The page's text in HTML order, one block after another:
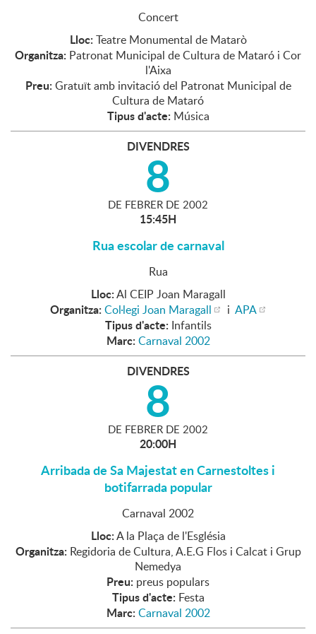
Concert
Lloc: Teatre Monumental de Matarò
Organitza: Patronat Municipal de Cultura de Mataró i Cor
l'Aixa
Preu: Gratuït amb invitació del Patronat Municipal de
Cultura de Mataró
Tipus d'acte: Música
DIVENDRES
8
DE FEBRER DE 2002
15:45H
Rua escolar de carnaval
Rua
Lloc:Al CEIP Joan Maragall
Organitza: Col·legi Joan Maragall i APA
Tipus d'acte: Infantils
Marc: Carnaval 2002
DIVENDRES
8
DE FEBRER DE 2002
20:00H
Arribada de Sa Majestat en Carnestoltes i
botifarrada popular
Carnaval 2002
Lloc:A la Plaça de l'Església
Organitza: Regidoria de Cultura, A.E.G Flos i Calcat i Grup
Nemedya
Preu: preus populars
Tipus d'acte: Festa
Marc: Carnaval 2002